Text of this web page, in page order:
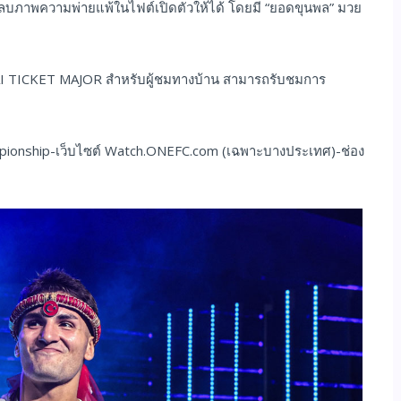
าพความพ่ายแพ้ในไฟต์เปิดตัวให้ได้ โดยมี “ยอดขุนพล” มวย
MAJOR สำหรับผู้ชมทางบ้าน สามารถรับชมการ
เว็บไซต์ Watch.ONEFC.com (เฉพาะบางประเทศ)-ช่อง